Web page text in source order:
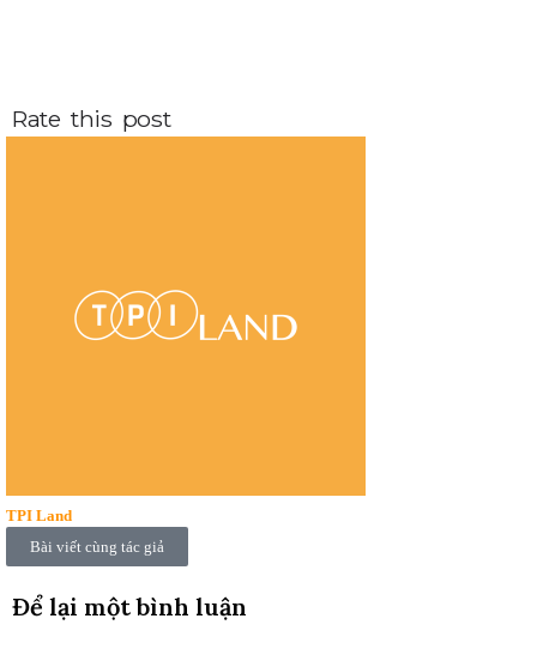
Rate this post
TPI Land
Bài viết cùng tác giả
Để lại một bình luận